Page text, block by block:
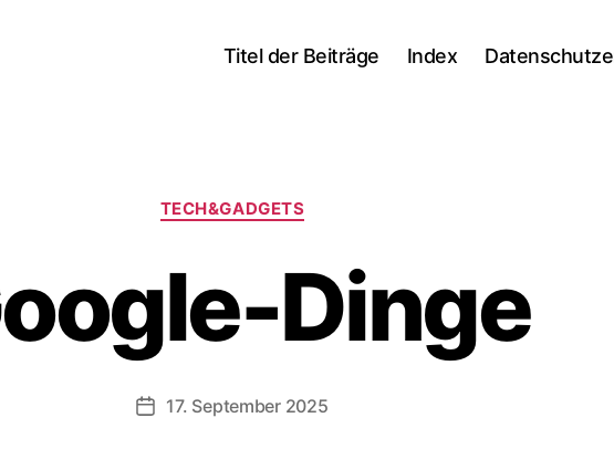
Titel der Beiträge Index
Kategorien
TECH&GADGETS
Dinge
Veröffentlichungsdatum
17. September 2025